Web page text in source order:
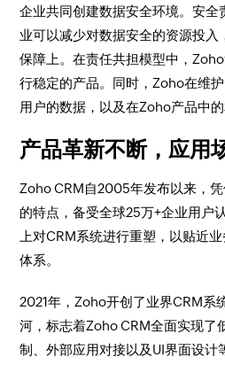
企业共同创建数据安全环境。安全
业可以减少对数据安全的资源投入
保障上。在责任共担模型中，
行稳定的产品。同时，Zoho在维
用户的数据，以及在Zoho产品中的
产品革新不断，应用
Zoho CRM自2005年发布以来，
的特点，备受全球25万+企业用户
上对CRM系统进行重塑，以贴近
体系。
2021年，Zoho开创了业界CRM系
河，标志着Zoho CRM全面实现了
制、外部应用对接以及UI界面设计